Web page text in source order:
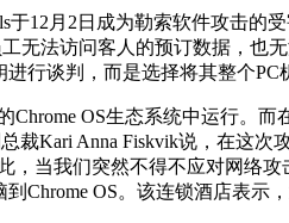
于12月2日成为勒索软件攻击
无法访问客人的预订数据，也
行谈判，而是选择将其整个PC
Chrome OS生态系统中运行。
裁Kari Anna Fiskvik说，在这
，当我们突然不得不应对网络
Chrome OS。该连锁酒店表示